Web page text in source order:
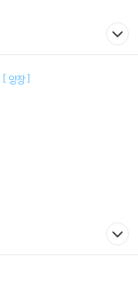
[ 양장]